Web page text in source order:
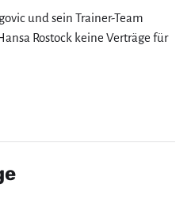
und sein Trainer-Team
Rostock keine Verträge für